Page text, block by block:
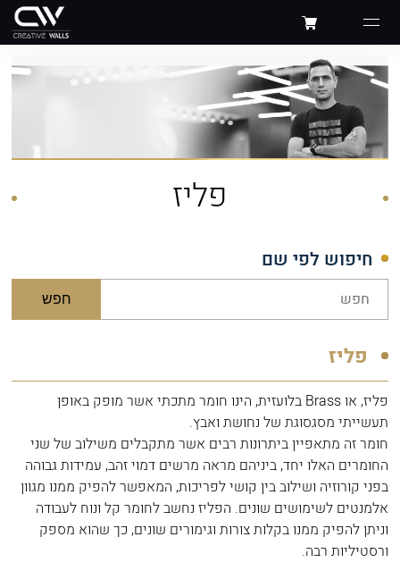
פליז
חיפוש לפי שם
חפש
פליז
פליז, או Brass בלועזית, הינו חומר מתכתי אשר מופק באופן
תעשייתי מסגסוגת של נחושת ואבץ.
חומר זה מתאפיין ביתרונות רבים אשר מתקבלים משילוב של שני
החומרים האלו יחד, ביניהם מראה מרשים דמוי זהב, עמידות גבוהה
בפני קורוזיה ושילוב בין קושי לפריכות, המאפשר להפיק ממנו מגוון
אלמנטים לשימושים שונים. הפליז נחשב לחומר קל ונוח לעבודה
וניתן להפיק ממנו בקלות צורות וגימורים שונים, כך שהוא מספק
ורסטיליות רבה.